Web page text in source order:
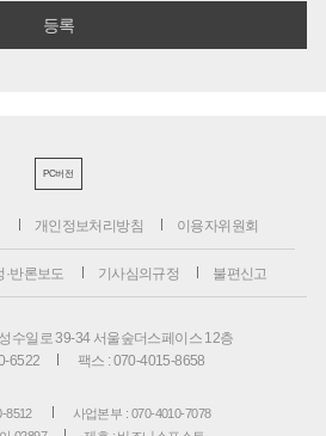
PC버전
개인정보처리방침 이용자위원회
·반론보도 기사심의규정 불편신고
수일로 39-34 서울숲더스페이스 12층
6522
팩스 : 070-4015-8658
8512
사업본부 : 070-4010-7078